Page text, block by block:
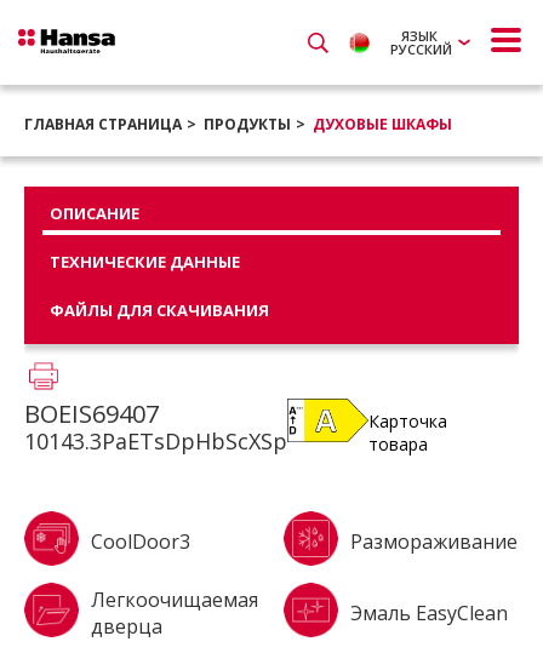
ЯЗЫК
РУССКИЙ
ГЛАВНАЯ СТРАНИЦА ПРОДУКТЫ ДУХОВЫЕ ШКАФЫ
ОПИСАНИЕ
ТЕХНИЧЕСКИЕ ДАННЫЕ
ФАЙЛЫ ДЛЯ СКАЧИВАНИЯ
BOEIS69407
10143.3PaETsDpHbScXSp
Карточка
товара
CoolDoor3 Размораживание
Легкоочищаемая
дверца
Эмаль EasyClean